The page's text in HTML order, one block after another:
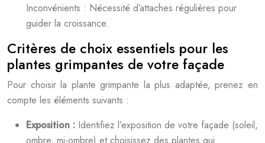
Inconvénients : Nécessité d’attaches régulières pour
guider la croissance.
Critères de choix essentiels pour les
plantes grimpantes de votre façade
Pour choisir la plante grimpante la plus adaptée, prenez en
compte les éléments suivants :
Exposition : Identifiez l’exposition de votre façade (soleil,